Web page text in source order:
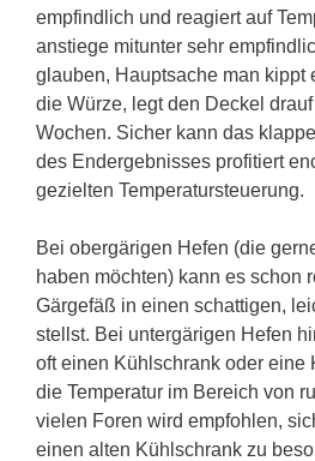
empfindlich und reagiert auf
anstiege mitunter sehr
glauben, Hauptsache man kippt
die Würze, legt den Deckel
Wochen. Sicher kann das
des Endergebnisses profitiert
gezielten Temperatursteuerung.
Bei obergärigen Hefen (die
haben möchten) kann es schon
Gärgefäß in einen schattigen,
stellst. Bei untergärigen Hefen
oft einen Kühlschrank oder eine
die Temperatur im Bereich von
vielen Foren wird empfohlen,
einen alten Kühlschrank zu